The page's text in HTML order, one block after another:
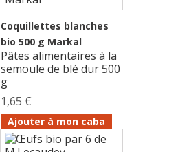
Coquillettes blanches
bio 500 g Markal
Pâtes alimentaires à la
semoule de blé dur 500
g
1,65 €
Ajouter à mon caba